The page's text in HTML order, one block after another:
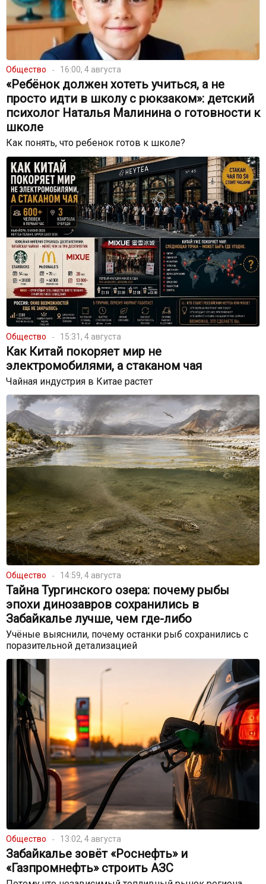
Общество 16:00, 4 августа
«Ребёнок должен хотеть учиться, а не
просто идти в школу с рюкзаком»: детский
психолог Наталья Малинина о готовности к
школе
Как понять, что ребенок готов к школе?
Общество 15:31, 4 августа
Как Китай покоряет мир не
электромобилями, а стаканом чая
Чайная индустрия в Китае растет
Общество 14:59, 4 августа
Тайна Тургинского озера: почему рыбы
эпохи динозавров сохранились в
Забайкалье лучше, чем где-либо
Учёные выяснили, почему останки рыб сохранились с
поразительной детализацией
Общество 13:02, 4 августа
Забайкалье зовёт «Роснефть» и
«Газпромнефть» строить АЗС